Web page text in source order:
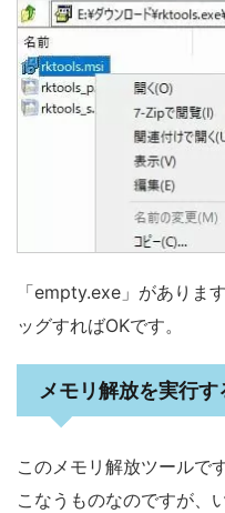
「empty.exe」がありま
ッグすればOKです。
メモリ解放を実行す
このメモリ解放ツールで
こなうものなのですが、